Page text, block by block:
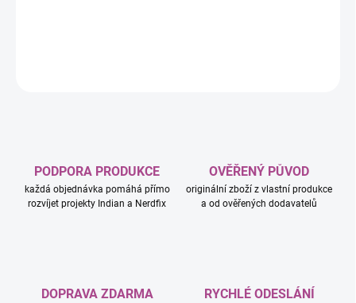
PODPORA PRODUKCE
každá objednávka pomáhá přímo
rozvíjet projekty Indian a Nerdfix
OVĚŘENÝ PŮVOD
originální zboží z vlastní produkce
a od ověřených dodavatelů
DOPRAVA ZDARMA RYCHLÉ ODESLÁNÍ